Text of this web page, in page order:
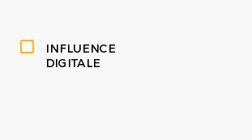
INFLUENCE
DIGITALE